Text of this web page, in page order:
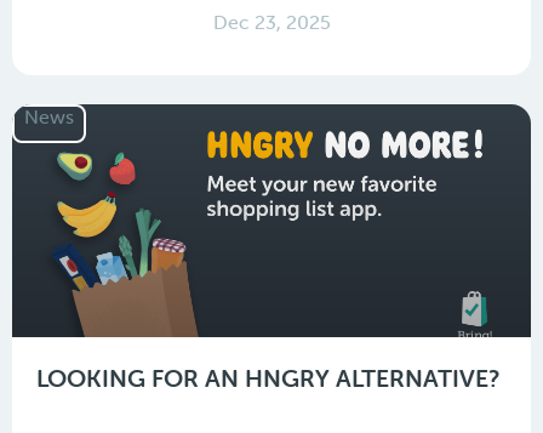
Dec 23, 2025
News
LOOKING FOR AN HNGRY ALTERNATIVE?